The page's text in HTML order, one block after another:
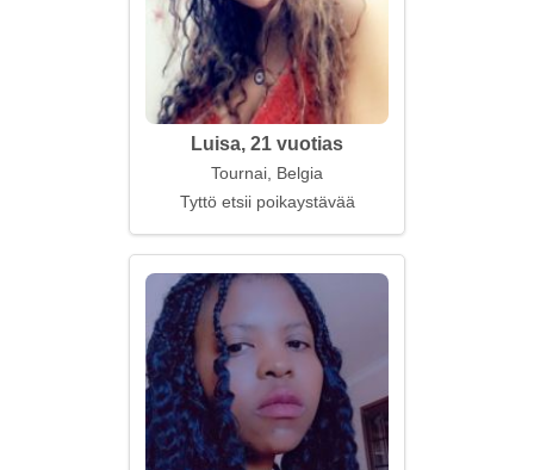
Luisa, 21 vuotias
Tournai, Belgia
Tyttö etsii poikaystävää